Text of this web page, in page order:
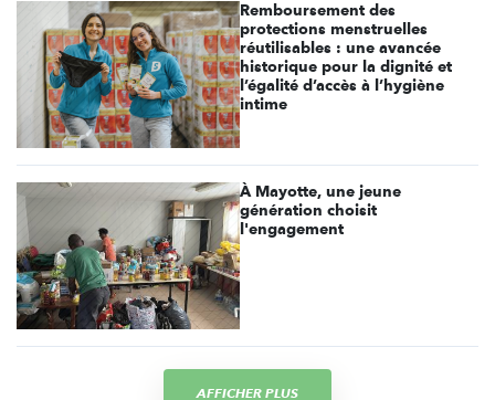
Remboursement des
protections menstruelles
réutilisables : une avancée
historique pour la dignité et
l’égalité d’accès à l’hygiène
intime
À Mayotte, une jeune
génération choisit
l'engagement
AFFICHER PLUS